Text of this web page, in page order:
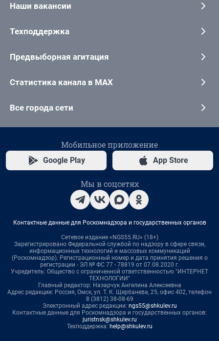
Наши вакансии
Техподдержка
Предвыборная агитация
Статистика канала в MAX
Все города сети
Мобильное приложение
Google Play App Store
Мы в соцсетях
Контактные данные для Роскомнадзора и государственных органов
Сетевое издание «NGS55.RU» (18+)
Зарегистрировано Федеральной службой по надзору в сфере связи,
информационных технологий и массовых коммуникаций
(Роскомнадзор). Регистрационный номер и дата принятия решения о
регистрации - ЭЛ № ФС 77 - 78819 от 07.08.2020 г.
Учредитель: Общество с ограниченной ответственностью "ИНТЕРНЕТ
ТЕХНОЛОГИИ"
Главный редактор: Назарчук Ангелина Алексеевна
Адрес редакции: Россия, Омск, ул. Т. К. Щербанева, 25, офис 402, телефон
8 (3812) 38-08-69
Электронный адрес редакции: ngs55@shkulev.ru
Контактные данные для Роскомнадзора и государственных органов:
juristnsk@shkulev.ru
Техподдержка: help@shkulev.ru